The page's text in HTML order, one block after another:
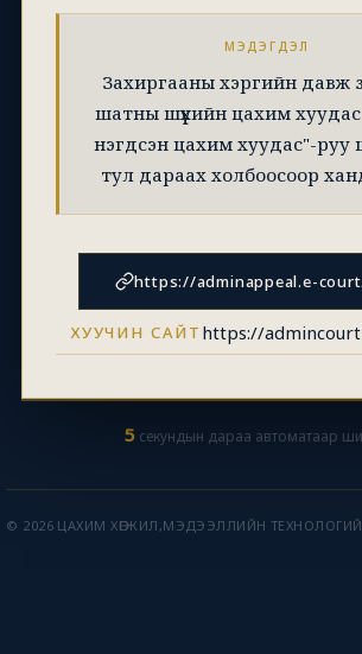
МЭДЭГДЭЛ
Захиргааны хэргийн давж
шатны шүүхийн цахим хуудас
нэгдсэн цахим хуудас"-руу
тул дараах холбоосоор
https://adminappeal.e-
ХУУЧИН САЙТ https://
5 секундын дараа автоматаар
© 2026 ЦАХИМ ХӨГЖИЛ,МЭДЭЭЛЛИЙН